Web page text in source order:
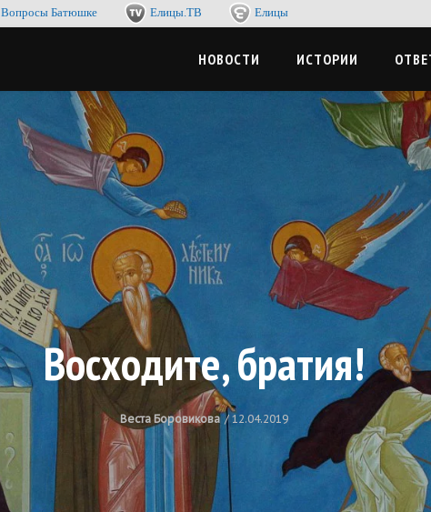
Вопросы Батюшке Елицы.ТВ Елицы
НОВОСТИ ИСТОРИИ
Восходите, братия!
Веста Боровикова 12.04.2019